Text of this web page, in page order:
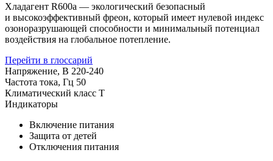
Хладагент R600a — экологический безопасный
и высокоэффективный фреон, который имеет нулевой индекс
озоноразрушающей способности и минимальный потенциал
воздействия на глобальное потепление.
Перейти в глоссарий
Напряжение, В 220-240
Частота тока, Гц 50
Климатический класс T
Индикаторы
Включение питания
Защита от детей
Отключения питания